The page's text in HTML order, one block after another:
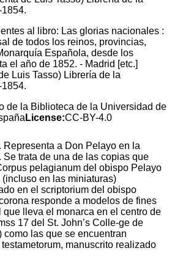
al libro: Las glorias nacionales :
de todos los reinos, provincias,
Española, desde los
el año de 1852. - Madrid [etc.]
Luis Tasso) Librería de la
de la Biblioteca de la Universidad de
License:CC-BY-4.0